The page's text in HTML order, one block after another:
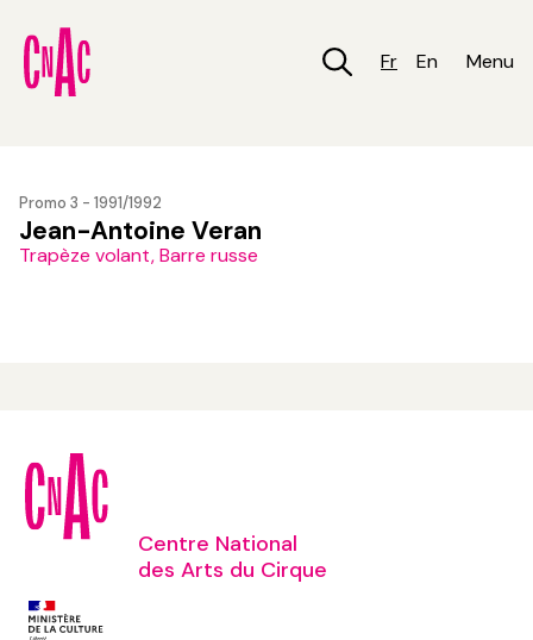
contenu
principal
Fr En Menu
Promo 3 - 1991/1992
Jean-Antoine Veran
Trapèze volant, Barre russe
Centre National
des Arts du Cirque